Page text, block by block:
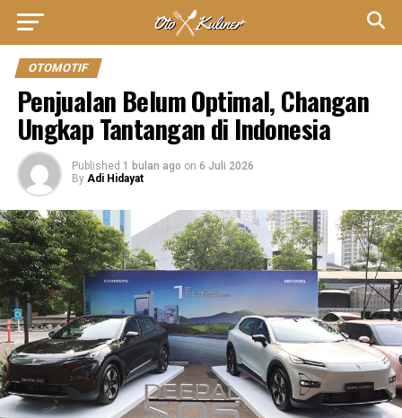
OTOMOTIF
Penjualan Belum Optimal, Changan
Ungkap Tantangan di Indonesia
Published 1 bulan ago on 6 Juli 2026
By Adi Hidayat